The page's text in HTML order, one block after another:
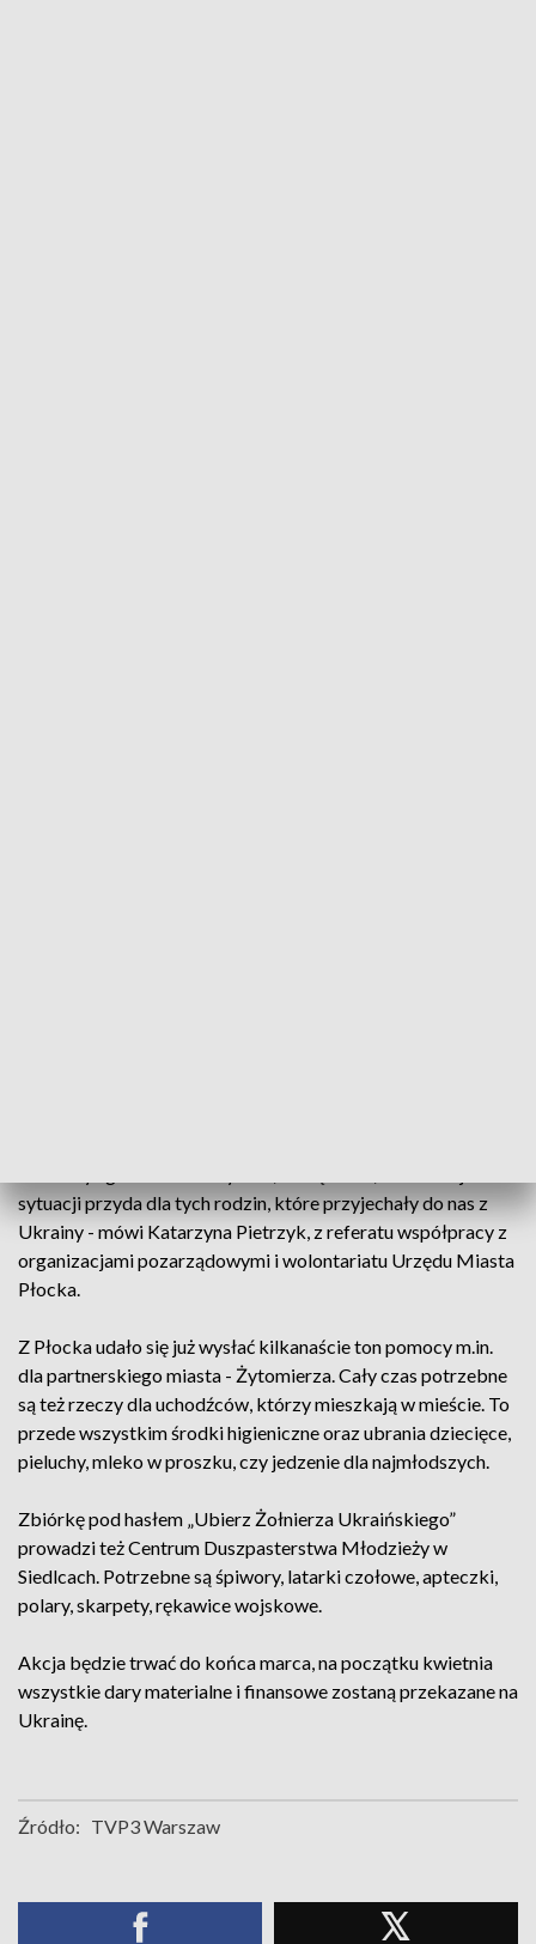
sytuacji przyda dla tych rodzin, które przyjechały do nas z
Ukrainy - mówi Katarzyna Pietrzyk, z referatu współpracy z
organizacjami pozarządowymi i wolontariatu Urzędu Miasta
Płocka.
Z Płocka udało się już wysłać kilkanaście ton pomocy m.in.
dla partnerskiego miasta - Żytomierza. Cały czas potrzebne
są też rzeczy dla uchodźców, którzy mieszkają w mieście. To
przede wszystkim środki higieniczne oraz ubrania dziecięce,
pieluchy, mleko w proszku, czy jedzenie dla najmłodszych.
Zbiórkę pod hasłem „Ubierz Żołnierza Ukraińskiego”
prowadzi też Centrum Duszpasterstwa Młodzieży w
Siedlcach. Potrzebne są śpiwory, latarki czołowe, apteczki,
polary, skarpety, rękawice wojskowe.
Akcja będzie trwać do końca marca, na początku kwietnia
wszystkie dary materialne i finansowe zostaną przekazane na
Ukrainę.
Źródło: TVP3 Warszaw